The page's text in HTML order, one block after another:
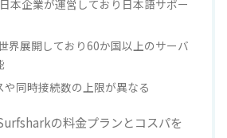
本企業が運営しており日本語サポー
界展開しており60か国以上のサーバ
や同時接続数の上限が異なる
の料金プランとコスパを